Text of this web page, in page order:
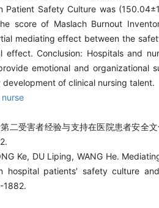
Safety Culture was
score of Maslach Burnout
mediating effect between the
Conclusion: Hospitals and
emotional and organizational
of clinical nursing talent.
二受害者经验与支持在医院患者安全
Ke, DU Liping, WANG He.
hospital patients' safety culture
1882.